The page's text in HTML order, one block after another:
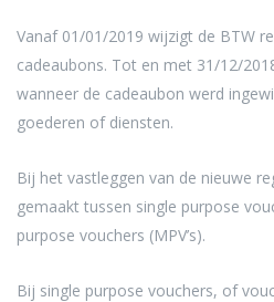
Vanaf 01/01/2019 wijzigt de BTW
cadeaubons. Tot en met 31/12/
wanneer de cadeaubon werd
goederen of diensten.
Bij het vastleggen van de nieuwe
gemaakt tussen single purpose
purpose vouchers (MPV’s).
Bij single purpose vouchers, of